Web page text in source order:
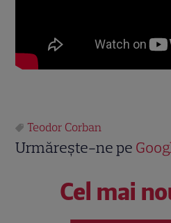
Teodor Corban
Urmărește-ne pe
Cel mai